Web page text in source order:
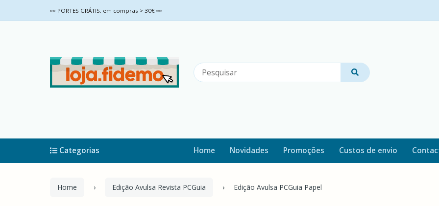
👀 PORTES GRÁTIS, em compras > 30€ 👀
Home Novidades Promoções Custos de envio
Categorias
Home Edição Avulsa Revista PCGuia Edição Avulsa PCGuia Papel